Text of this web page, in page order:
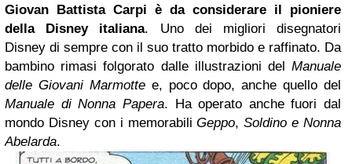
Giovan Battista Carpi è da considerare il pioniere
della Disney italiana. Uno dei migliori disegnatori
Disney di sempre con il suo tratto morbido e raffinato. Da
bambino rimasi folgorato dalle illustrazioni del Manuale
delle Giovani Marmottee, poco dopo, anche quello del
Manuale di Nonna Papera. Ha operato anche fuori dal
mondo Disney con i memorabiliGeppo,Soldino e Nonna
Abelarda.